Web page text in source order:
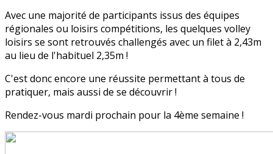
Avec une majorité de participants issus des équipes
régionales ou loisirs compétitions, les quelques volley
loisirs se sont retrouvés challengés avec un filet à 2,43m
au lieu de l'habituel 2,35m !
C'est donc encore une réussite permettant à tous de
pratiquer, mais aussi de se découvrir !
Rendez-vous mardi prochain pour la 4ème semaine !